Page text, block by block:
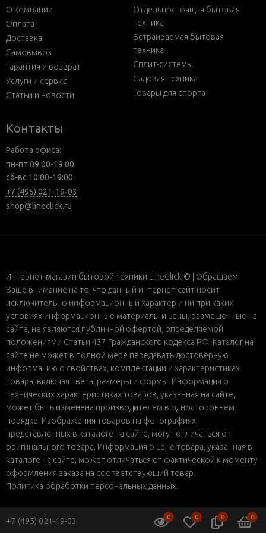
О компании
Оплата
Доставка
Самовывоз
Гарантия и возврат
Услуги и сервис
Статьи и новости
Отдельностоящая бытовая
техника
Встраиваемая бытовая
техника
Сплит-системы
Садовая техника
Товары для спорта
Контакты
Работа офиса:
пн-пт 09:00-19:00
сб-вс 10:00-19:00
+7 (495) 021-19-03
shop@lineclick.ru
Интернет-магазин бытовой техники LineClick © | Обращаем
Ваше внимание на то, что данный интернет-сайт носит
исключительно информационный характер и ни при каких
условиях информационные материалы и цены, размещенные на
сайте, не являются публичной офертой, определяемой
положениями Статьи 437 Гражданского кодекса РФ. Каталог на
сайте не может в полной мере передавать достоверную
информацию о свойствах, комплектации и характеристиках
товара, включая цвета, размеры и формы. Информация о
технических характеристиках товаров, указанная на сайте,
может быть изменена производителем в одностороннем
порядке. Изображения товаров на фотографиях,
представленных в каталоге на сайте, могут отличаться от
оригинального товара. Информация о цене товара, указанная в
каталоге на сайте, может отличаться от фактической к моменту
оформления заказа на соответствующий товар.
Политика обработки персональных данных.
0 0 0 0
+7 (495) 021-19-03